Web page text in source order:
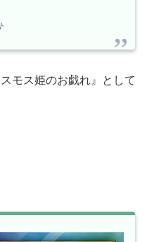
モス姫のお戯れ』として